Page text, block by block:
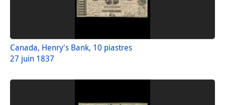
Canada, Henry's Bank, 10 piastres
27 juin 1837